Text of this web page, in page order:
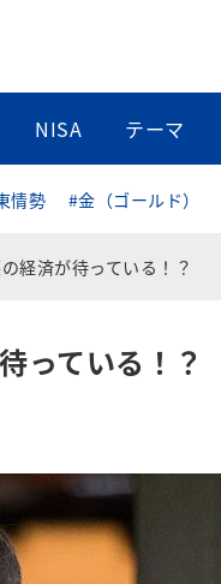
NISA テーマ
情勢 #金（ゴールド）
経済が待っている！？
っている！？